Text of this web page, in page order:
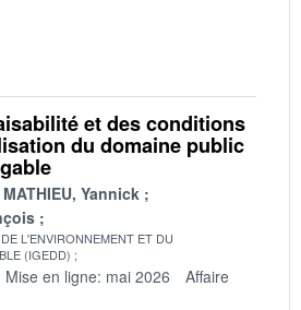
et des conditions
du domaine public
MATHIEU, Yannick
L'ENVIRONNEMENT ET DU
(IGEDD)
Mise en ligne: mai 2026
Affaire